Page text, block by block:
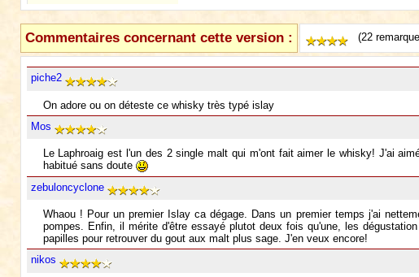
Commentaires concernant cette version : (22
piche2
On adore ou on déteste ce whisky très typé islay
Mos
Le Laphroaig est l'un des 2 single malt qui m'ont fait aimer le whisky! J'ai
habitué sans doute
zebuloncyclone
Whaou ! Pour un premier Islay ca dégage. Dans un premier temps j'ai
pompes. Enfin, il mérite d'être essayé plutot deux fois qu'une, les
papilles pour retrouver du gout aux malt plus sage. J'en veux encore!
nikos